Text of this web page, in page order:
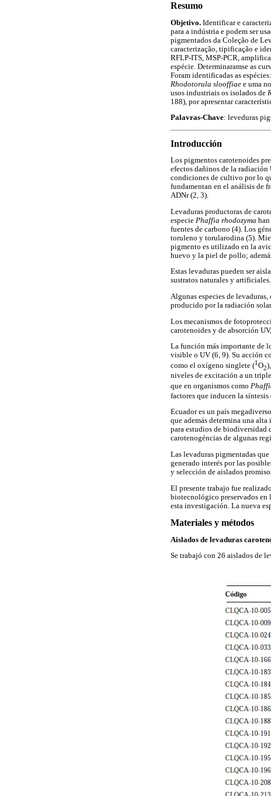
Resumo
Objetivo. Identificar e
para a indústria e podem ser
pigmentados da Coleção de
caracterização, tipificação e
RFLP-ITS, MSP-PCR,
espécie. Determinaramse as
Foram identificadas as espécies:
Rhodotorula slooffiae e uma
usos industriais os isolados de
188), por apresentar
Palavras-Chave: leveduras
Introducción
Los pigmentos carotenoides
efectos dañinos de la
condiciones de cultivo por lo
fundamentan en el análisis de
ADNr (2, 3).
Levaduras productoras de
especie Phaffia rhodozyma
fuentes de carbono (4). Los
toruleno y torularodina (5).
pigmento es utilizado en la
huevo y la piel de pollo;
Estas levaduras pueden ser
sustratos naturales y
Algunas especies de
producido por la radiación
Los mecanismos de
carotenoides y de absorción
La función más importante de
visible o UV (6, 9). Su acción
como el oxígeno singlete (1O2
niveles de excitación a un
que en organismos como
factores que inducen la
Ecuador es un país
que además determina una
para estudios de biodiversidad
carotenogéncias de algunas
Las levaduras pigmentadas
generado interés por las
y selección de aislados
El presente trabajo fue
biotecnológico preservados en
esta investigación. La nueva
Materiales y métodos
Aislados de levaduras
Se trabajó con 26 aislados de